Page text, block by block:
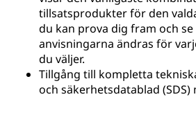
tillsatsprodukter för den
du kan prova dig fram och
anvisningarna ändras för
du väljer.
Tillgång till kompletta
och säkerhetsdatablad